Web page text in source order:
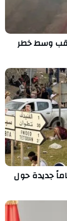
وسط خطر
جديدة حول